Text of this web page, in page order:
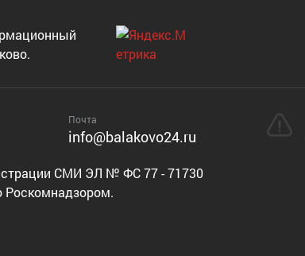
Почта
info@balakovo24.ru
СМИ ЭЛ № ФС 77 - 71730
Роскомнадзором.